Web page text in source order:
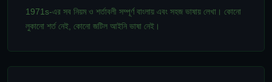
1971s-এর সব নিয়ম ও শর্তাবলী সম্পূর্ণ বাংলায় এবং সহজ ভাষায় লেখা। কোনো
লুকানো শর্ত নেই, কোনো জটিল আইনি ভাষা নেই।